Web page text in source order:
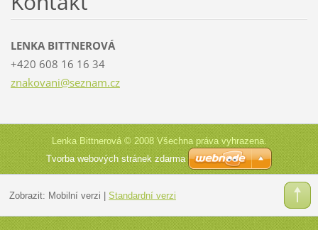
LENKA BITTNEROVÁ
+420 608 16 16 34
znakovani@seznam.cz
Lenka Bittnerová © 2008 Všechna práva vyhrazena.
Tvorba webových stránek zdarma
Zobrazit: Mobilní verzi Standardní verzi